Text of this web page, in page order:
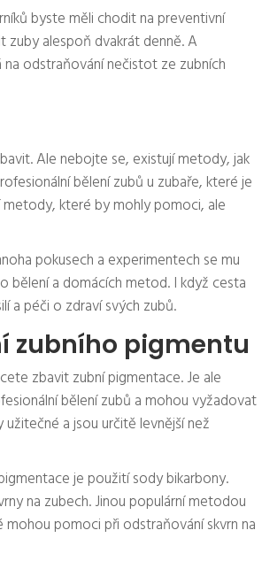
byste měli chodit na preventivní
zuby alespoň dvakrát denně. A
na odstraňování nečistot ze zubních
Ale nebojte se, existují metody, jak
bělení zubů u zubaře, které je
které by mohly pomoci, ale
pokusech a experimentech se mu
bělení a domácích metod. I když cesta
a péči o zdraví svých zubů.
zubního pigmentu
zbavit zubní pigmentace. Je ale
bělení zubů a mohou vyžadovat
a jsou určitě levnější než
je použití sody bikarbony.
na zubech. Jinou populární metodou
pomoci při odstraňování skvrn na